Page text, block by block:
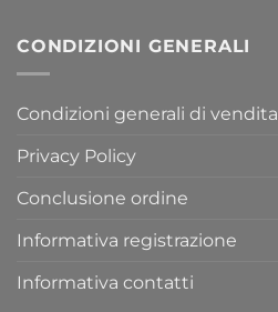
CONDIZIONI GENERALI
Condizioni generali di vendita
Privacy Policy
Conclusione ordine
Informativa registrazione
Informativa contatti